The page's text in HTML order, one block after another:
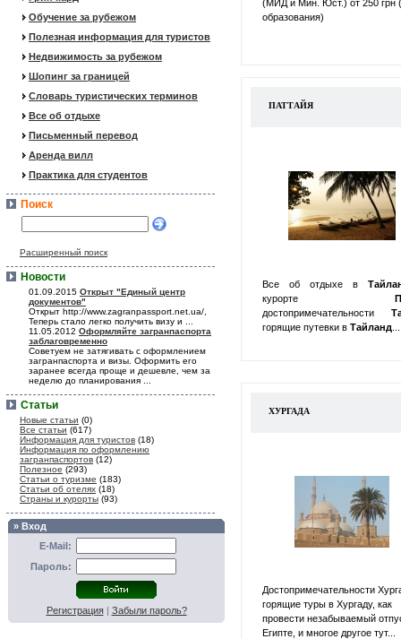
Обучение за рубежом
Полезная информация для туристов
Недвижимость за рубежом
Шопинг за границей
Словарь туристических терминов
Все об отдыхе
Письменный перевод
Аренда вилл
Практика для студентов
Поиск
Расширенный поиск
Новости
01.09.2015 Открыт "Единый центр
документов"
Открыт http://www.zagranpassport.net.ua/,
Теперь стало легко получить визу и ...
11.05.2012 Оформляйте загранпаспорта
заблаговременно
Советуем не затягивать с оформлением
загранпаспорта и визы. Оформить его
заранее всегда проще и дешевле, чем за
неделю до планирования ...
Статьи
Новые статьи (0)
Все статьи (617)
Информация для туристов (18)
Информация по оформлению
загранпаспортов (12)
Полезное (293)
Статьи о туризме (183)
Статьи об отелях (18)
Страны и курорты (93)
» Вход
E-Mail:
Пароль:
Регистрация| Забыли пароль?
(МИД и Мин. Юст.) от 250 грн
образования)
ПАТТАЙЯ
Все об отдыхе в
курорте
достопримечательности
горящие путевки в Тайланд
ХУРГАДА
Достопримечательности
горящие туры в Хургаду, как
провести незабываемый
Египте, и многое другое тут...